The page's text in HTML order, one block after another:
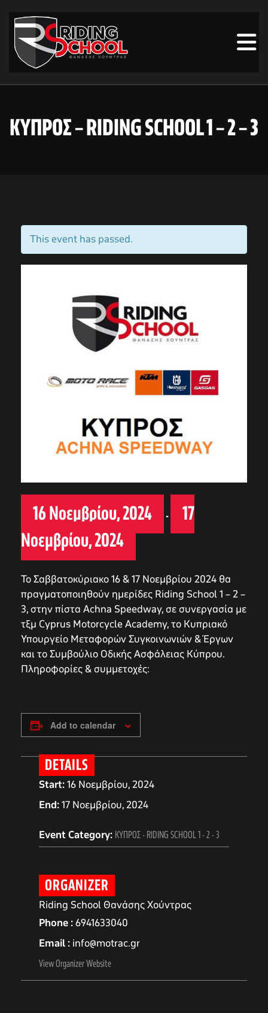
ΚΥΠΡΟΣ – RIDING SCHOOL 1 – 2 – 3
This event has passed.
16 Νοεμβρίου, 2024 -
17
Νοεμβρίου, 2024
To Σαββατοκύριακο 16 & 17 Νοεμβρίου 2024 θα
πραγματοποιηθούν ημερίδες Riding School 1 – 2 –
3, στην πίστα Achna Speedway, σε συνεργασία με
τξμ Cyprus Motorcycle Academy, το Κυπριακό
Υπουργείο Μεταφορών Συγκοινωνιών & Έργων
και το Συμβούλιο Οδικής Ασφάλειας Κύπρου.
Πληροφορίες & συμμετοχές:
Add to calendar
DETAILS
Start:16 Νοεμβρίου, 2024
End:17 Νοεμβρίου, 2024
Event Category: ΚΥΠΡΟΣ - RIDING SCHOOL 1 - 2 - 3
ORGANIZER
Riding School Θανάσης Χούντρας
Phone 6941633040
Email info@motrac.gr
View Organizer Website
στο